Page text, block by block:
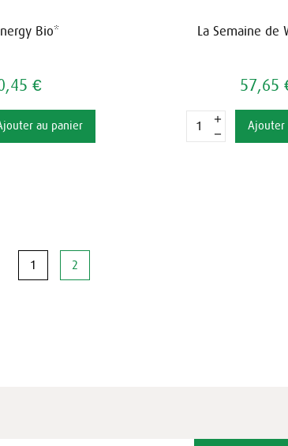
Bio*
€
au panier
La Semaine de
57,65
Ajouter
1 2